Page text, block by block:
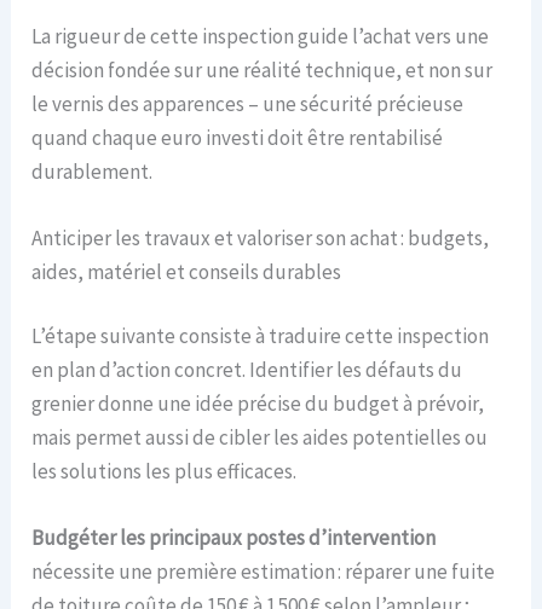
La rigueur de cette inspection guide l’achat vers une
décision fondée sur une réalité technique, et non sur
le vernis des apparences – une sécurité précieuse
quand chaque euro investi doit être rentabilisé
durablement.
Anticiper les travaux et valoriser son achat : budgets,
aides, matériel et conseils durables
L’étape suivante consiste à traduire cette inspection
en plan d’action concret. Identifier les défauts du
grenier donne une idée précise du budget à prévoir,
mais permet aussi de cibler les aides potentielles ou
les solutions les plus efficaces.
Budgéter les principaux postes d’intervention
nécessite une première estimation : réparer une fuite